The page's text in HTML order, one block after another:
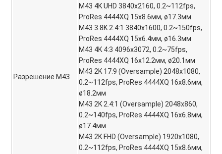
Разрешение M43
M43 4K UHD 3840x2160, 0.2~112fps,
ProRes 4444XQ 15x8.6мм, ø17.3мм
M43 3.8K 2.4:1 3840x1600, 0.2~150fps,
ProRes 4444XQ 15x6.4мм, ø16.3мм
M43 4K 4:3 4096x3072, 0.2~75fps,
ProRes 4444XQ 16x12.2мм, ø20.1мм
M43 2K 17:9 (Oversample) 2048x1080,
0.2~112fps, ProRes 4444XQ 16x8.6мм,
ø18.2мм
M43 2K 2.4:1 (Oversample) 2048x860,
0.2~140fps, ProRes 4444XQ 16x6.8мм,
ø17.4мм
M43 2K FHD (Oversample) 1920x1080,
0.2~112fps, ProRes 4444XQ 15x8.6мм,